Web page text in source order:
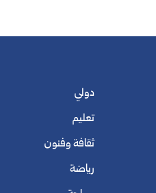
دولي
تعليم
ثقافة وفنون
رياضة